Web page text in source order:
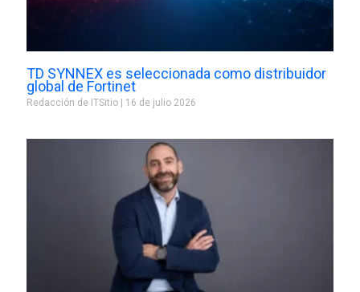
TD SYNNEX es seleccionada como distribuidor
global de Fortinet
Redacción de ITSitio 16 de julio 2026